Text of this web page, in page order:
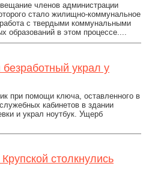
членов администрации
стало жилищно-коммунальное
с твердыми коммунальными
образований в этом процессе....
украл у
при помощи ключа, оставленного в
кабинетов в здании
и украл ноутбук. Ущерб
столкнулись